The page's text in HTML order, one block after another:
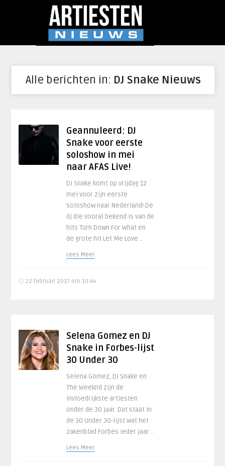
Alle berichten in: DJ Snake Nieuws
Geannuleerd: DJ
Snake voor eerste
soloshow in mei
naar AFAS Live!
DJ Snake komt op vrijdag 12
mei voor zijn eerste
soloshow naar Nederland! De
dj die vooral bekend is van de
hits Turn Down For What en
de grote hit Let Me Love ..
Lees Meer
22 februari 2017 om 10:44
Selena Gomez en DJ
Snake in Forbes-lijst
30 Under 30
Selena Gomez, DJ Snake en
The Weeknd zijn de
invloedrijkste artiesten
onder de 30 jaar. Dat staat in
de 30 Under 30-lijst wat het
zakenblad Forbes ieder jaar ..
Lees Meer